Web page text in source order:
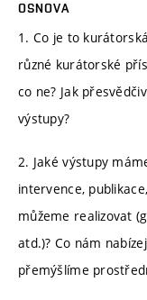
OSNOVA
1. Co je to
různé kurátorské
co ne? Jak
výstupy?
2. Jaké výstupy
intervence,
můžeme realizovat
atd.)? Co nám
přemýšlíme